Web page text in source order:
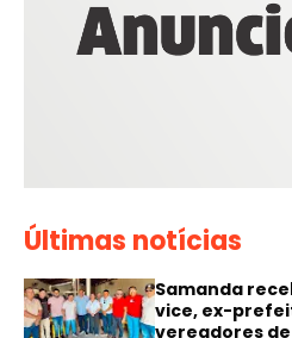
Últimas notícias
Samanda
vice, ex-
vereadores